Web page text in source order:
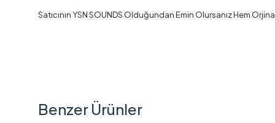
Satıcının YSN SOUNDS Olduğundan Emin Olursanız Hem
Benzer Ürünler